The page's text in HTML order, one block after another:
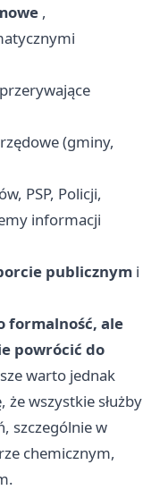
,
(gminy,
PSP, Policji,
informacji
publicznym i
formalność, ale
powrócić do
warto jednak
że wszystkie służby
szczególnie w
chemicznym,